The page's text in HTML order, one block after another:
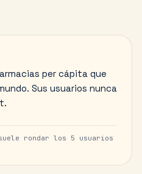
per cápita que
Sus usuarios nunca
rondar los 5 usuarios